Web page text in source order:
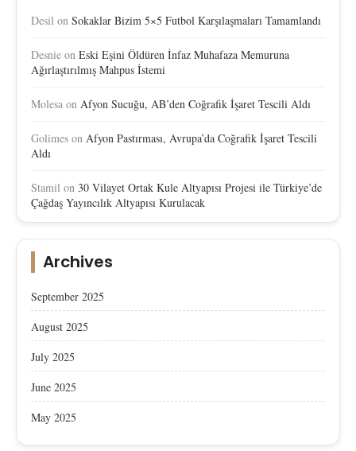
Desil on Sokaklar Bizim 5×5 Futbol Karşılaşmaları Tamamlandı
Desnie on Eski Eşini Öldüren İnfaz Muhafaza Memuruna
Ağırlaştırılmış Mahpus İstemi
Molesa on Afyon Sucuğu, AB’den Coğrafik İşaret Tescili Aldı
Golimes on Afyon Pastırması, Avrupa’da Coğrafik İşaret Tescili
Aldı
Stamil on 30 Vilayet Ortak Kule Altyapısı Projesi ile Türkiye’de
Çağdaş Yayıncılık Altyapısı Kurulacak
Archives
September 2025
August 2025
July 2025
June 2025
May 2025